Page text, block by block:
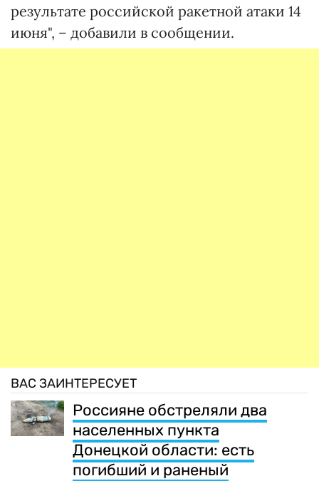
результате российской ракетной атаки 14
июня", – добавили в сообщении.
ВАС ЗАИНТЕРЕСУЕТ
Россияне обстреляли два
населенных пункта
Донецкой области: есть
погибший и раненый